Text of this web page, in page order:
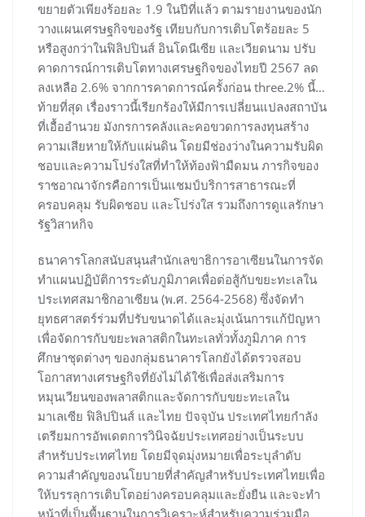
ขยายตัวเพียงร้อยละ 1.9 ในปีที่แล้ว ตามรายงานของนัก
วางแผนเศรษฐกิจของรัฐ เทียบกับการเติบโตร้อยละ 5
หรือสูงกว่าในฟิลิปปินส์ อินโดนีเซีย และเวียดนาม ปรับ
คาดการณ์การเติบโตทางเศรษฐกิจของไทยปี 2567 ลด
ลงเหลือ 2.6% จากการคาดการณ์ครั้งก่อน three.2% นี้…
ท้ายที่สุด เรื่องราวนี้เรียกร้องให้มีการเปลี่ยนแปลงสถาบัน
ที่เอื้ออำนวย มังกรการคลังและคอขวดการลงทุนสร้าง
ความเสียหายให้กับแผ่นดิน โดยมีช่องว่างในความรับผิด
ชอบและความโปร่งใสที่ทำให้ท้องฟ้ามืดมน ภารกิจของ
ราชอาณาจักรคือการเป็นแชมป์บริการสาธารณะที่
ครอบคลุม รับผิดชอบ และโปร่งใส รวมถึงการดูแลรักษา
รัฐวิสาหกิจ
ธนาคารโลกสนับสนุนสำนักเลขาธิการอาเซียนในการจัด
ทำแผนปฏิบัติการระดับภูมิภาคเพื่อต่อสู้กับขยะทะเลใน
ประเทศสมาชิกอาเซียน (พ.ศ. 2564-2568) ซึ่งจัดทำ
ยุทธศาสตร์ร่วมที่ปรับขนาดได้และมุ่งเน้นการแก้ปัญหา
เพื่อจัดการกับขยะพลาสติกในทะเลทั่วทั้งภูมิภาค การ
ศึกษาชุดต่างๆ ของกลุ่มธนาคารโลกยังได้ตรวจสอบ
โอกาสทางเศรษฐกิจที่ยังไม่ได้ใช้เพื่อส่งเสริมการ
หมุนเวียนของพลาสติกและจัดการกับขยะทะเลใน
มาเลเซีย ฟิลิปปินส์ และไทย ปัจจุบัน ประเทศไทยกำลัง
เตรียมการอัพเดตการวินิจฉัยประเทศอย่างเป็นระบบ
สำหรับประเทศไทย โดยมีจุดมุ่งหมายเพื่อระบุลำดับ
ความสำคัญของนโยบายที่สำคัญสำหรับประเทศไทยเพื่อ
ให้บรรลุการเติบโตอย่างครอบคลุมและยั่งยืน และจะทำ
หน้าที่เป็นพื้นฐานในการวิเคราะห์สำหรับความร่วมมือ